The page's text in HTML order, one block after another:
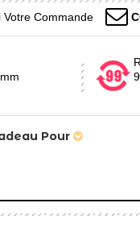
Votre Commande
Pour